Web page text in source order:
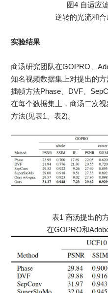
图4 自适应
逆转的光流和
实验结果
商汤研究团队在GOPRO、
知名视频数据集上对提出的
插帧方法Phase、DVF、
在每个数据集上，商汤二次
方法(见表1、表2)。
表1 商汤提出的
在GOPRO和